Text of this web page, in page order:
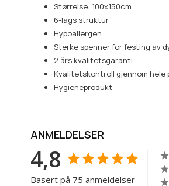
Størrelse: 100x150cm
6-lags struktur
Hypoallergen
Sterke spenner for festing av
2 års kvalitetsgaranti
Kvalitetskontroll gjennom hele
Hygieneprodukt
ANMELDELSER
4,8
Basert på 75 anmeldelser